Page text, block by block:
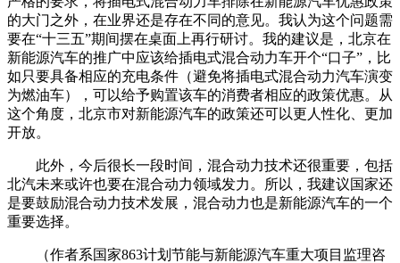
的大门之外，在业界还是存在不同的意见。我认为这个问题需
要在“十三五”期间摆在桌面上再行研讨。我的建议是，北京在
新能源汽车的推广中应该给插电式混合动力车开个“口子”，比
如只要具备相应的充电条件（避免将插电式混合动力汽车演变
为燃油车），可以给予购置该车的消费者相应的政策优惠。从
这个角度，北京市对新能源汽车的政策还可以更人性化、更加
开放。
此外，今后很长一段时间，混合动力技术还很重要，包括
北汽未来或许也要在混合动力领域发力。所以，我建议国家还
是要鼓励混合动力技术发展，混合动力也是新能源汽车的一个
重要选择。
（作者系国家863计划节能与新能源汽车重大项目监理咨